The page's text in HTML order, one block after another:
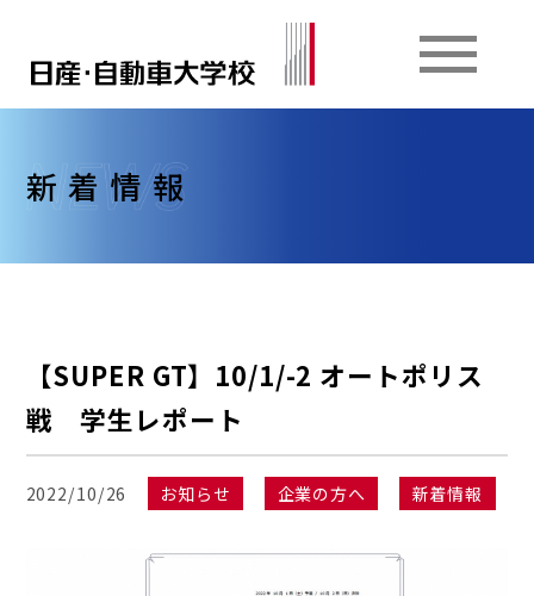
新着情報
【SUPER GT】10/1/-2 オートポリス
戦 学生レポート
2022/10/26 お知らせ 企業の方へ 新着情報